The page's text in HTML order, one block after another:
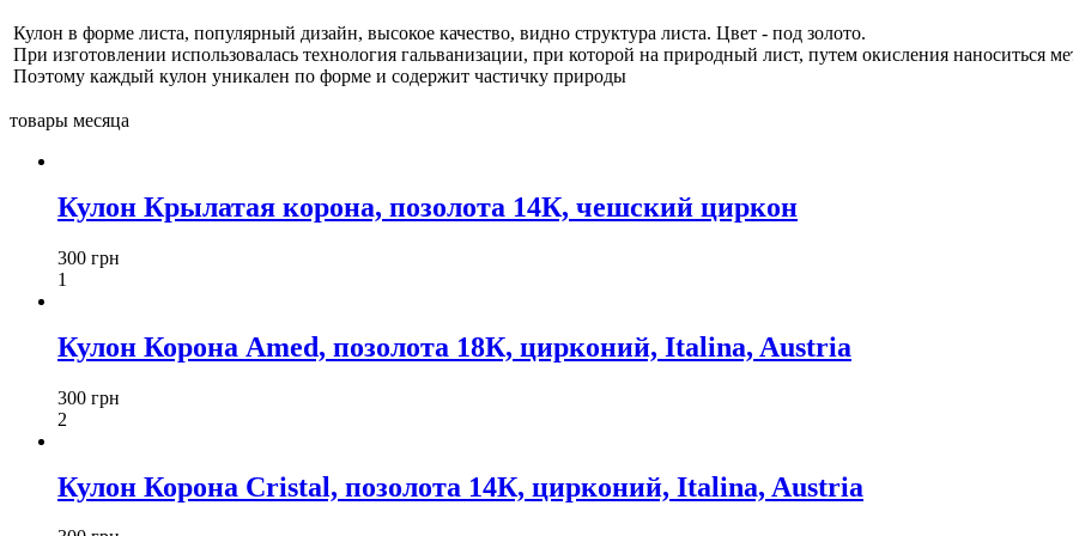
Кулон в форме листа, популярный дизайн, высокое качество, видно структура листа. Цвет - под золото.
При изготовлении использовалась технология гальванизации, при которой на природный лист, путем окисления наноситься
Поэтому каждый кулон уникален по форме и содержит частичку природы
товары месяца
Кулон Крылатая корона, позолота 14К, чешский циркон
300 грн
1
Кулон Корона Amed, позолота 18К, цирконий, Italina, Austria
300 грн
2
Кулон Корона Cristal, позолота 14К, цирконий, Italina, Austria